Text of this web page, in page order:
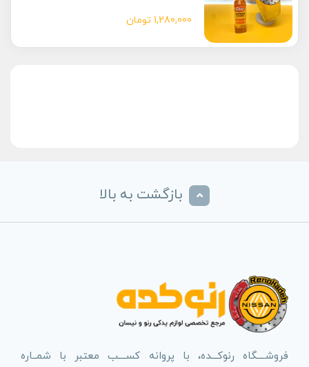
1,280,000 تومان
بازگشت به بالا
فروشــــگاه رنوکـــده، با پروانه کســــب معتبر با شمــاره